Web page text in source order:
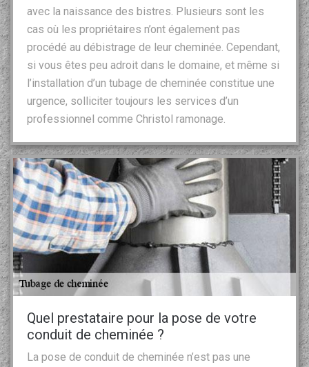
avec la naissance des bistres. Plusieurs sont les
cas où les propriétaires n’ont également pas
procédé au débistrage de leur cheminée. Cependant,
si vous êtes peu adroit dans le domaine, et même si
l’installation d’un tubage de cheminée constitue une
urgence, solliciter toujours les services d’un
professionnel comme Christol ramonage.
Quel prestataire pour la pose de votre
conduit de cheminée ?
La pose de conduit de cheminée n’est pas une